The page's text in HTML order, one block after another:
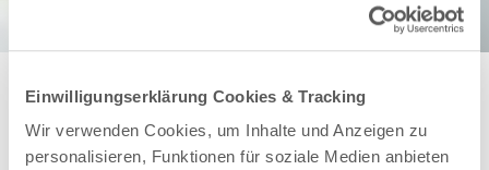
Einwilligungserklärung Cookies & Tracking
Wir verwenden Cookies, um Inhalte und Anzeigen zu
personalisieren, Funktionen für soziale Medien anbieten
Desktop oder Mobil - Entscheiden Sie wie flexibel Ihr